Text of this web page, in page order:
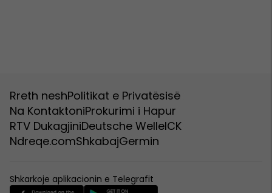
Rreth neshPolitikat e Privatësisë
Na KontaktoniProkurimi i Hapur
RTV DukagjiniDeutsche WelleICK
Ndreqe.comShkabajGermin
Shkarkoje aplikacionin e Telegrafit